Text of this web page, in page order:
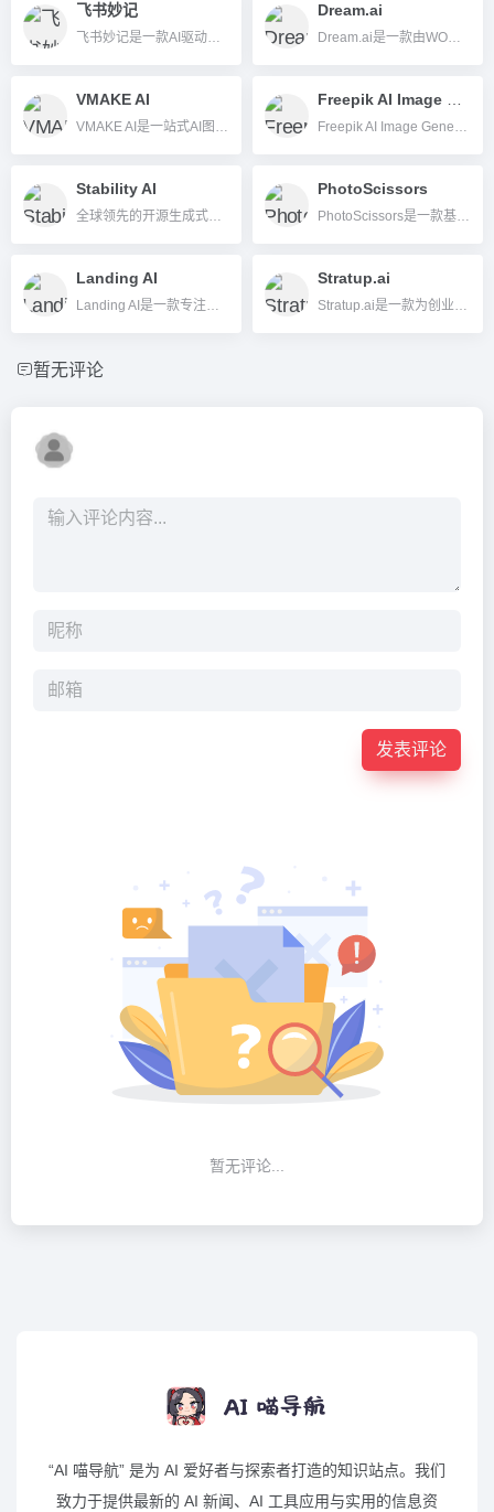
飞书妙记
飞书妙记是一款AI驱动的智能会议记录与办公辅助工具，具备录音转写、会议纪要自动生成等功能，助力高效协作与内容管理。
Dream.ai
Dream.ai是一款由WOMBO Studios开发的AI图片插画生成工具，无需美术基础，输入文字即可自动生成多种风格的艺术图片，支持手机和网页版使用。
VMAKE AI
VMAKE AI是一站式AI图片与视频创作平台，支持抠图、去水印、模特生成、批量处理等多功能，助力高效内容制作。 Freepik AI Image Generator是一款高效易用的AI图片插画在线生成工具，支持多风格高质量输出，并与Freepik正版图库和主流设计工具无缝集成，帮助用户快速创建个性化视觉内容。
Stability AI
全球领先的开源生成式AI平台，支持图像、音频、视频、3D内容等智能生成。
PhotoScissors
PhotoScissors是一款基于AI的在线和桌面抠图工具，可智能一键去除图片背景，支持批量处理和多端操作，适合电商、设计、自媒体等用户。
Landing AI
Landing AI是一款专注于企业视觉智能应用的AI平台，支持低代码开发、文档结构化提取和视觉模型快速部署。
Stratup.ai
Stratup.ai是一款为创业者提供AI生成创业点子、市场分析及团队组建的全流程创新工具。
暂无评论
发表评论
暂无评论...
“AI 喵导航” 是为 AI 爱好者与探索者打造的知识站点。我们
致力于提供最新的 AI 新闻、AI 工具应用与实用的信息资